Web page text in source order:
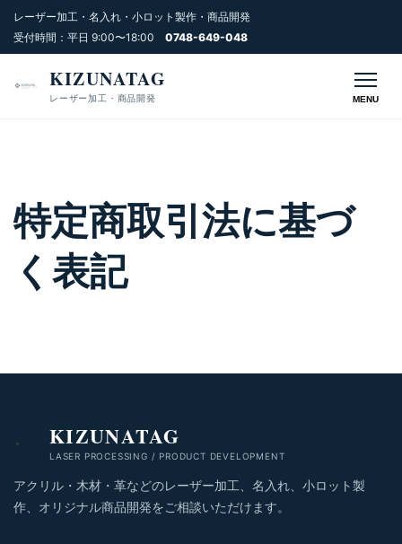
レーザー加工・名入れ・小ロット製作・商品開発
受付時間：平日 9:00〜18:00 0748-649-048
KIZUNATAG
レーザー加工・商品開発 MENU
特定商取引法に基づ
く表記
KIZUNATAG
LASER PROCESSING / PRODUCT DEVELOPMENT
アクリル・木材・革などのレーザー加工、名入れ、小ロット製
作、オリジナル商品開発をご相談いただけます。